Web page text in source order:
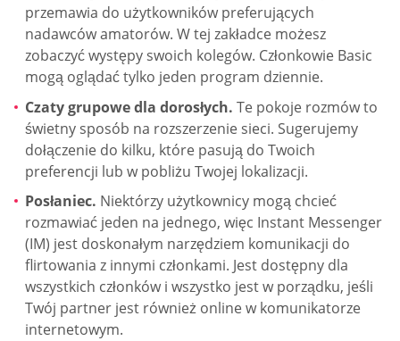
przemawia do użytkowników preferujących
nadawców amatorów. W tej zakładce możesz
zobaczyć występy swoich kolegów. Członkowie Basic
mogą oglądać tylko jeden program dziennie.
Czaty grupowe dla dorosłych. Te pokoje rozmów to
świetny sposób na rozszerzenie sieci. Sugerujemy
dołączenie do kilku, które pasują do Twoich
preferencji lub w pobliżu Twojej lokalizacji.
Posłaniec. Niektórzy użytkownicy mogą chcieć
rozmawiać jeden na jednego, więc Instant Messenger
(IM) jest doskonałym narzędziem komunikacji do
flirtowania z innymi członkami. Jest dostępny dla
wszystkich członków i wszystko jest w porządku, jeśli
Twój partner jest również online w komunikatorze
internetowym.